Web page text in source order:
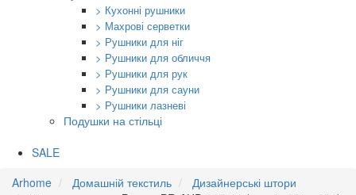
> Кухонні рушники
> Махрові серветки
> Рушники для ніг
> Рушники для обличчя
> Рушники для рук
> Рушники для сауни
> Рушники лазневі
Подушки на стільці
SALE
Arhome
Домашній текстиль
Дизайнерські штори